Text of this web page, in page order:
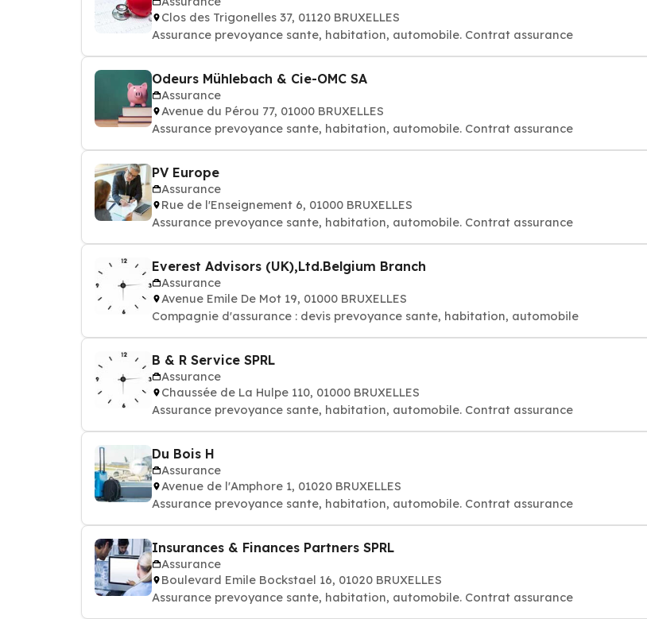
Clos des Trigonelles 37, 01120 BRUXELLES
Assurance prevoyance sante, habitation, automobile. Contrat assurance
Odeurs Mühlebach & Cie-OMC SA
Assurance
Avenue du Pérou 77, 01000 BRUXELLES
Assurance prevoyance sante, habitation, automobile. Contrat assurance
PV Europe
Assurance
Rue de l'Enseignement 6, 01000 BRUXELLES
Assurance prevoyance sante, habitation, automobile. Contrat assurance
Everest Advisors (UK),Ltd.Belgium Branch
Assurance
Avenue Emile De Mot 19, 01000 BRUXELLES
Compagnie d'assurance : devis prevoyance sante, habitation, automobile
B & R Service SPRL
Assurance
Chaussée de La Hulpe 110, 01000 BRUXELLES
Assurance prevoyance sante, habitation, automobile. Contrat assurance
Du Bois H
Assurance
Avenue de l'Amphore 1, 01020 BRUXELLES
Assurance prevoyance sante, habitation, automobile. Contrat assurance
Insurances & Finances Partners SPRL
Assurance
Boulevard Emile Bockstael 16, 01020 BRUXELLES
Assurance prevoyance sante, habitation, automobile. Contrat assurance